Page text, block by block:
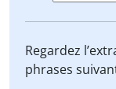
Regardez
phrases